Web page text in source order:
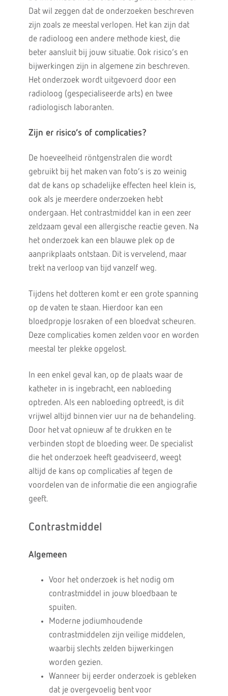
Dat wil zeggen dat de onderzoeken beschreven
zijn zoals ze meestal verlopen. Het kan zijn dat
de radioloog een andere methode kiest, die
beter aansluit bij jouw situatie. Ook risico’s en
bijwerkingen zijn in algemene zin beschreven.
Het onderzoek wordt uitgevoerd door een
radioloog (gespecialiseerde arts) en twee
radiologisch laboranten.
Zijn er risico’s of complicaties?
De hoeveelheid röntgenstralen die wordt
gebruikt bij het maken van foto’s is zo weinig
dat de kans op schadelijke effecten heel klein is,
ook als je meerdere onderzoeken hebt
ondergaan. Het contrastmiddel kan in een zeer
zeldzaam geval een allergische reactie geven. Na
het onderzoek kan een blauwe plek op de
aanprikplaats ontstaan. Dit is vervelend, maar
trekt na verloop van tijd vanzelf weg.
Tijdens het dotteren komt er een grote spanning
op de vaten te staan. Hierdoor kan een
bloedpropje losraken of een bloedvat scheuren.
Deze complicaties komen zelden voor en worden
meestal ter plekke opgelost.
In een enkel geval kan, op de plaats waar de
katheter in is ingebracht, een nabloeding
optreden. Als een nabloeding optreedt, is dit
vrijwel altijd binnen vier uur na de behandeling.
Door het vat opnieuw af te drukken en te
verbinden stopt de bloeding weer. De specialist
die het onderzoek heeft geadviseerd, weegt
altijd de kans op complicaties af tegen de
voordelen van de informatie die een angiografie
geeft.
Contrastmiddel
Algemeen
Voor het onderzoek is het nodig om
contrastmiddel in jouw bloedbaan te
spuiten.
Moderne jodiumhoudende
contrastmiddelen zijn veilige middelen,
waarbij slechts zelden bijwerkingen
worden gezien.
Wanneer bij eerder onderzoek is gebleken
dat je overgevoelig bent voor